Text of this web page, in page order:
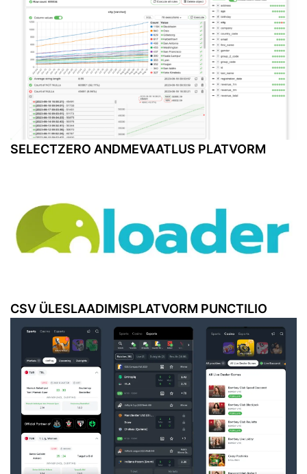
SELECTZERO ANDMEVAATLUS PLATVORM
CSV ÜLESLAADIMISPLATVORM PUNCTILIO